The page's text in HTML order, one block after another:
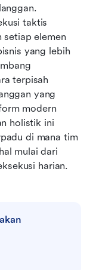
taktis
setiap elemen
yang lebih
terpisah
yang
modern
holistik ini
di mana tim
mulai dari
harian.